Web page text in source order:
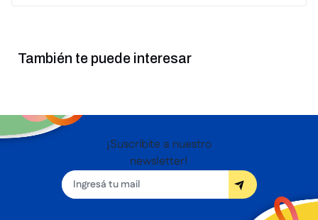
También te puede interesar
¡Suscribite a nuestro
newsletter!